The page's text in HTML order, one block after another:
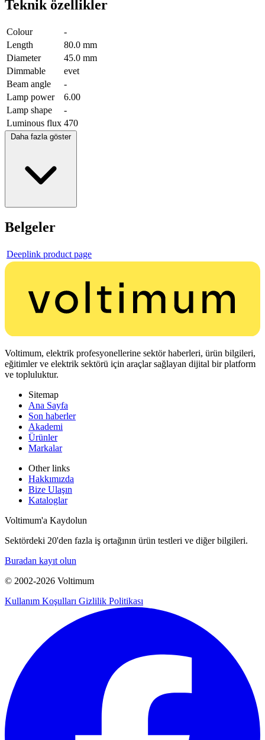
Teknik özellikler
Colour
-
Length
80.0 mm
Diameter
45.0 mm
Dimmable
evet
Beam angle
-
Lamp power
6.00
Lamp shape
-
Luminous flux 470
Daha fazla göster
Belgeler
Deeplink product page
Voltimum, elektrik profesyonellerine sektör haberleri, ürün bilgileri,
eğitimler ve elektrik sektörü için araçlar sağlayan dijital bir platform
ve topluluktur.
Sitemap
Ana Sayfa
Son haberler
Akademi
Ürünler
Markalar
Other links
Hakkımızda
Bize Ulaşın
Kataloglar
Voltimum'a Kaydolun
Sektördeki 20'den fazla iş ortağının ürün testleri ve diğer bilgileri.
Buradan kayıt olun
© 2002-2026 Voltimum
Kullanım Koşulları Gizlilik Politikası